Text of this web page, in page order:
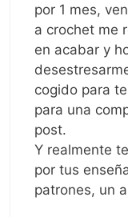
por 1 mes,
a crochet me
en acabar y
cogido para
para una
post.
Y realmente
por tus
patrones, un